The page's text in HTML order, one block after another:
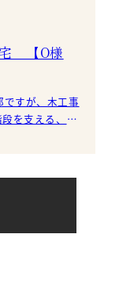
【O様
すが、木工事